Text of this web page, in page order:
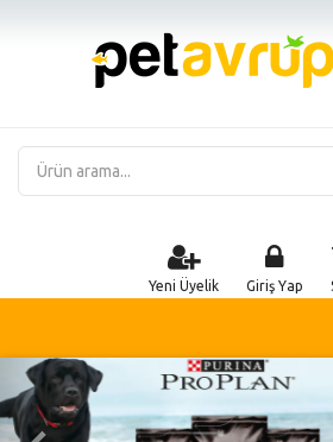
Yeni Üyelik Giriş Yap